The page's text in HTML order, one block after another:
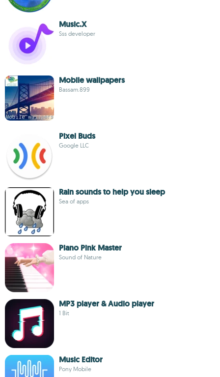
Music.X
Sss developer
Mobile wallpapers
Bassam.899
Pixel Buds
Google LLC
Rain sounds to help you sleep
Sea of apps
Piano Pink Master
Sound of Nature
MP3 player & Audio player
1 Bit
Music Editor
Pony Mobile